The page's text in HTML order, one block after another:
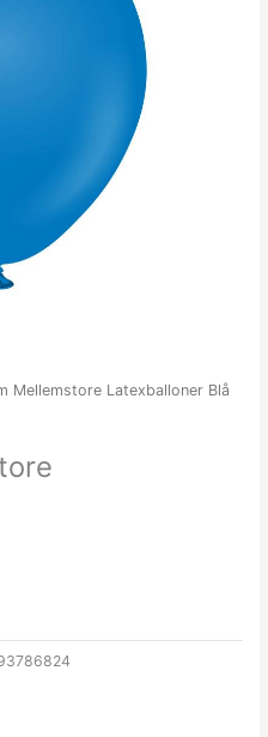
Mellemstore Latexballoner Blå